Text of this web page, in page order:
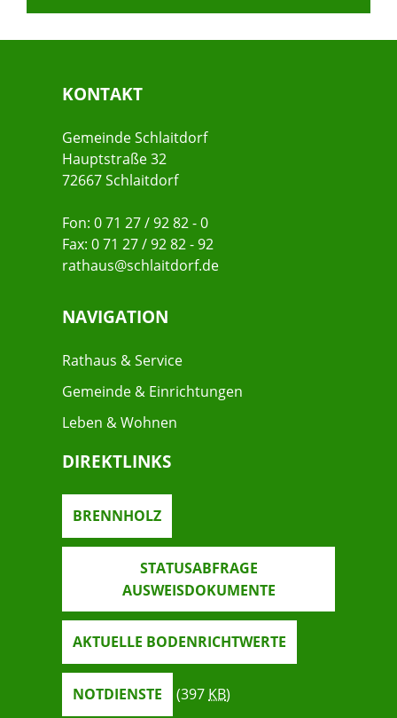
KONTAKT
Gemeinde Schlaitdorf
Hauptstraße 32
72667 Schlaitdorf
Fon: 0 71 27 / 92 82 - 0
Fax: 0 71 27 / 92 82 - 92
rathaus@schlaitdorf.de
NAVIGATION
Rathaus & Service
Gemeinde & Einrichtungen
Leben & Wohnen
DIREKTLINKS
BRENNHOLZ
STATUSABFRAGE
AUSWEISDOKUMENTE
AKTUELLE BODENRICHTWERTE
NOTDIENSTE (397 KB)